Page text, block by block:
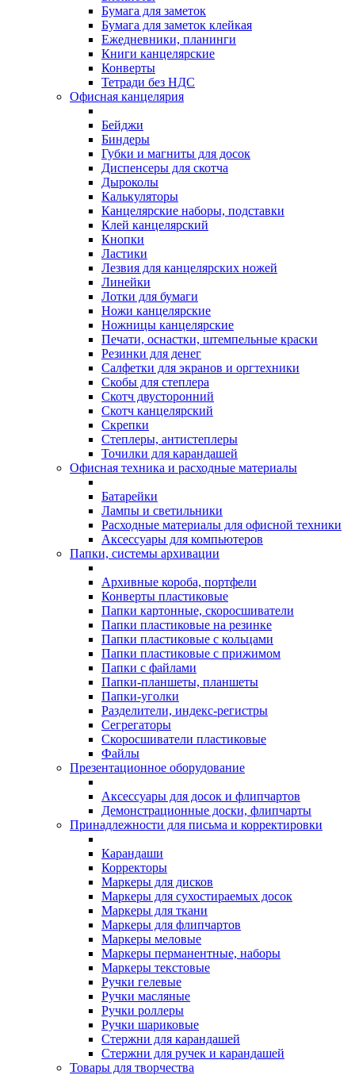
Бумага для заметок
Бумага для заметок клейкая
Ежедневники, планинги
Книги канцелярские
Конверты
Тетради без НДС
Офисная канцелярия
Бейджи
Биндеры
Губки и магниты для досок
Диспенсеры для скотча
Дыроколы
Калькуляторы
Канцелярские наборы, подставки
Клей канцелярский
Кнопки
Ластики
Лезвия для канцелярских ножей
Линейки
Лотки для бумаги
Ножи канцелярские
Ножницы канцелярские
Печати, оснастки, штемпельные краски
Резинки для денег
Салфетки для экранов и оргтехники
Скобы для степлера
Скотч двусторонний
Скотч канцелярский
Скрепки
Степлеры, антистеплеры
Точилки для карандашей
Офисная техника и расходные материалы
Батарейки
Лампы и светильники
Расходные материалы для офисной техники
Аксессуары для компьютеров
Папки, системы архивации
Архивные короба, портфели
Конверты пластиковые
Папки картонные, скоросшиватели
Папки пластиковые на резинке
Папки пластиковые с кольцами
Папки пластиковые с прижимом
Папки с файлами
Папки-планшеты, планшеты
Папки-уголки
Разделители, индекс-регистры
Сегрегаторы
Скоросшиватели пластиковые
Файлы
Презентационное оборудование
Аксессуары для досок и флипчартов
Демонстрационные доски, флипчарты
Принадлежности для письма и корректировки
Карандаши
Корректоры
Маркеры для дисков
Маркеры для сухостираемых досок
Маркеры для ткани
Маркеры для флипчартов
Маркеры меловые
Маркеры перманентные, наборы
Маркеры текстовые
Ручки гелевые
Ручки масляные
Ручки роллеры
Ручки шариковые
Стержни для карандашей
Стержни для ручек и карандашей
Товары для творчества